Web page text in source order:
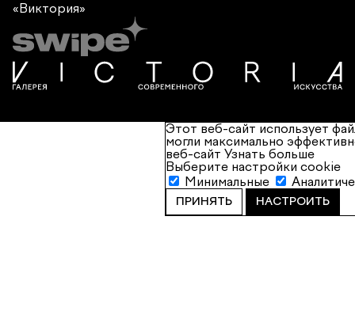
«Виктория»
Этот веб-сайт использует
могли максимально
веб-сайт Узнать больше
Выберите настройки cookie
Минимальные
ПРИНЯТЬ НАСТРОИТЬ